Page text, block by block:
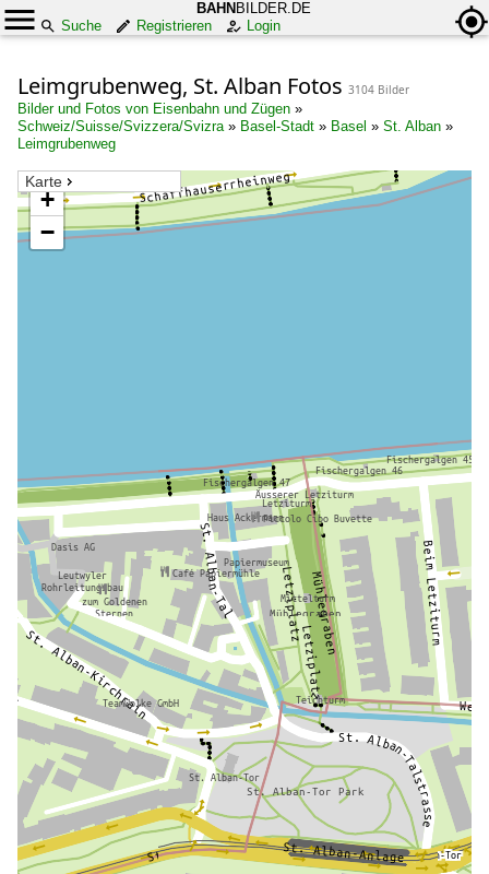
BAHN BILDER.DE
Suche
Registrieren Login
Leimgrubenweg, St. Alban Fotos 3104 Bilder
Bilder und Fotos von Eisenbahn und Zügen »
Schweiz/Suisse/Svizzera/Svizra» Basel-Stadt » Basel » St. Alban »
Leimgrubenweg
Karte
+
−